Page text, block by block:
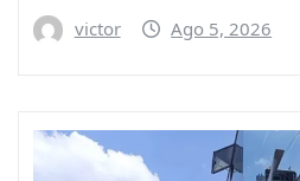
victor Ago 5, 2026